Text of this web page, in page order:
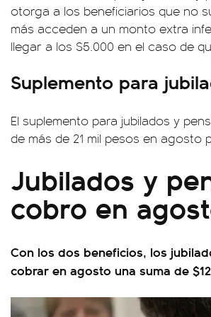
otorga a los beneficiarios que no
más acceden a un monto extra
llegar a los $5.000 en el caso de
Suplemento para
El suplemento para jubilados y
de más de 21 mil pesos en agosto
Jubilados y
cobro en
Con los dos beneficios, los
cobrar en agosto una suma de